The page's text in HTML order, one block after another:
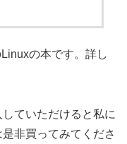
の本です。詳し
ていただけると私に
非買ってみてくださ